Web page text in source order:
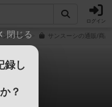
ログイン
ンスーシ サンスーシの通販/商品
閉じる
録し
？